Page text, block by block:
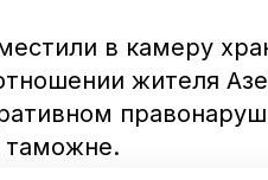
в камеру
жителя
таможне.